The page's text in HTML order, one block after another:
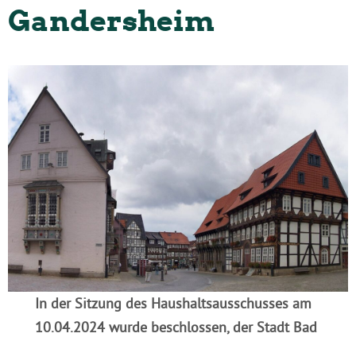
Gandersheim
In der Sitzung des Haushaltsausschusses am
10.04.2024 wurde beschlossen, der Stadt Bad